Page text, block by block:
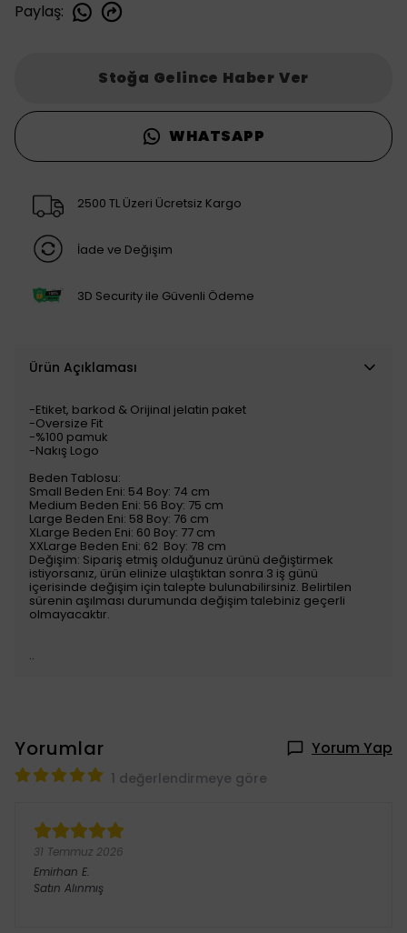
Paylaş:
Stoğa Gelince Haber Ver
WHATSAPP
2500 TL Üzeri Ücretsiz Kargo
İade ve Değişim
3D Security ile Güvenli Ödeme
Ürün Açıklaması
-Etiket, barkod & Orijinal jelatin paket
-Oversize Fit
-%100 pamuk
-Nakış Logo
Beden Tablosu:
Small Beden Eni: 54 Boy: 74 cm
Medium Beden Eni: 56 Boy: 75 cm
Large Beden Eni: 58 Boy: 76 cm
XLarge Beden Eni: 60 Boy: 77 cm
XXLarge Beden Eni: 62 Boy: 78 cm
Değişim: Sipariş etmiş olduğunuz ürünü değiştirmek
istiyorsanız, ürün elinize ulaştıktan sonra 3 iş günü
içerisinde değişim için talepte bulunabilirsiniz. Belirtilen
sürenin aşılması durumunda değişim talebiniz geçerli
olmayacaktır.
..
Yorumlar Yorum Yap
1 değerlendirmeye göre
31 Temmuz 2026
Emirhan E.
Satın Alınmış